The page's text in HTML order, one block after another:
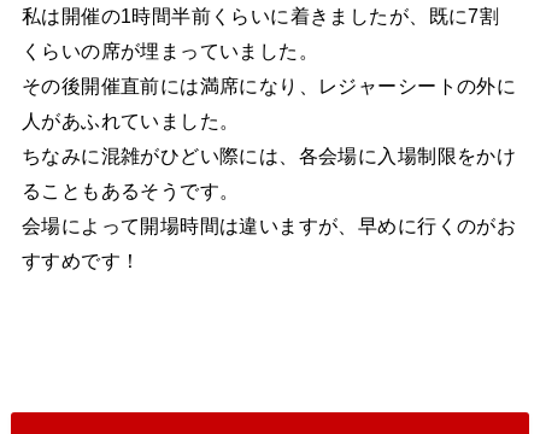
私は開催の1時間半前くらいに着きましたが、既に7割
くらいの席が埋まっていました。
その後開催直前には満席になり、レジャーシートの外に
人があふれていました。
ちなみに混雑がひどい際には、各会場に入場制限をかけ
ることもあるそうです。
会場によって開場時間は違いますが、早めに行くのがお
すすめです！